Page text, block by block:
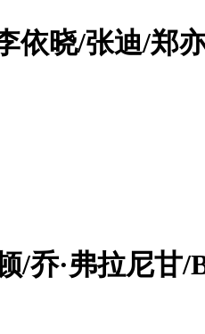
依晓/张迪/郑
/乔·弗拉尼甘/